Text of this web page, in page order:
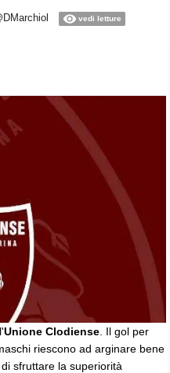
vedi letture
Unione Clodiense . Il gol per
riescono ad arginare bene
sfruttare la superiorità